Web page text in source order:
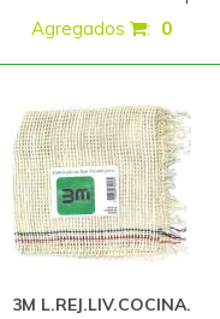
Agregados : 0
3M L.REJ.LIV.COCINA.